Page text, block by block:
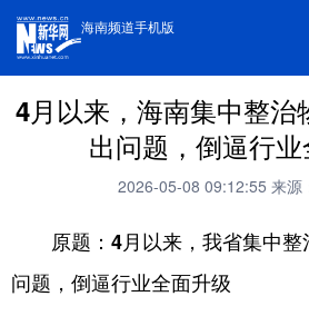
海南频道手机版
4月以来，海南集中整治
出问题，倒逼行
2026-05-08 09:12:55 来源
原题：4月以来，我省集中
问题，倒逼行业全面升级